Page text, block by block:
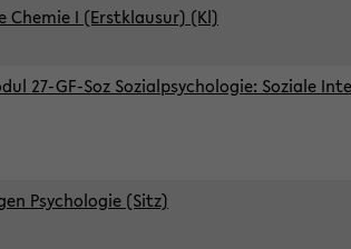
Chemie I (Erstklausur) (Kl)
27-GF-Soz Sozialpsychologie: Soziale
Psychologie (Sitz)